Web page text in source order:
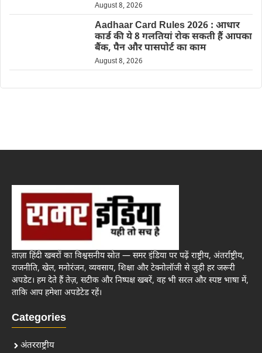
August 8, 2026
Aadhaar Card Rules 2026 : आधार
कार्ड की ये 8 गलतियां रोक सकती हैं आपका
बैंक, पैन और पासपोर्ट का काम
August 8, 2026
ताज़ा हिंदी खबरों का विश्वसनीय स्रोत — समर इंडिया पर पढ़ें राष्ट्रीय, अंतर्राष्ट्रीय,
राजनीति, खेल, मनोरंजन, व्यवसाय, शिक्षा और टेक्नोलॉजी से जुड़ी हर जरूरी
अपडेट। हम देते हैं तेज़, सटीक और निष्पक्ष खबरें, वह भी सरल और स्पष्ट भाषा में,
ताकि आप हमेशा अपडेटेड रहें।
Categories
अंतरराष्ट्रीय